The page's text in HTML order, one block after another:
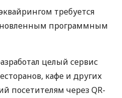
требуется
программным
целый сервис
кафе и других
посетителям через QR-